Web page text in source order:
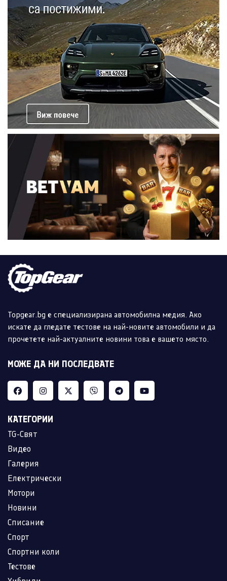
Topgear.bg е специализирана автомобилна медия. Ако
искате да гледате тестове на най-новите автомобили и да
прочетете най-актуалните новини това е вашето място.
МОЖЕ ДА НИ ПОСЛЕДВАТЕ
КАТЕГОРИИ
TG-Свят
Видео
Галерия
Електрически
Мотори
Новини
Списание
Спорт
Спортни коли
Тестове